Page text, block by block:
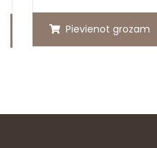
Pievienot grozam